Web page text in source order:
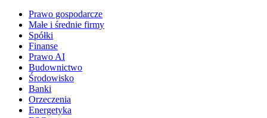
Prawo gospodarcze
Małe i średnie firmy
Spółki
Finanse
Prawo AI
Budownictwo
Środowisko
Banki
Orzeczenia
Energetyka